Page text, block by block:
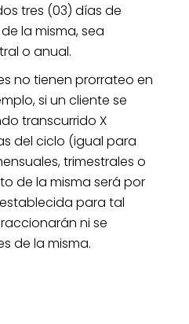
tres (03) días de
la misma, sea
o anual.
no tienen prorrateo en
si un cliente se
transcurrido X
del ciclo (igual para
trimestrales o
de la misma será por
para tal
ni se
de la misma.